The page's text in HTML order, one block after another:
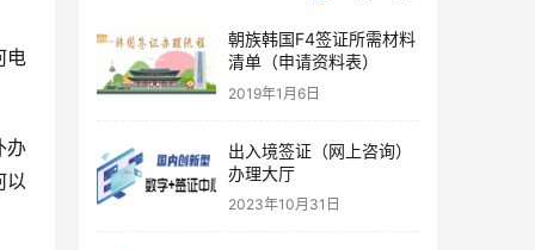
电
办
以
朝族韩国F4签证所需材料
清单（申请资料表）
2019年1月6日
出入境签证（网上咨询）
办理大厅
2023年10月31日